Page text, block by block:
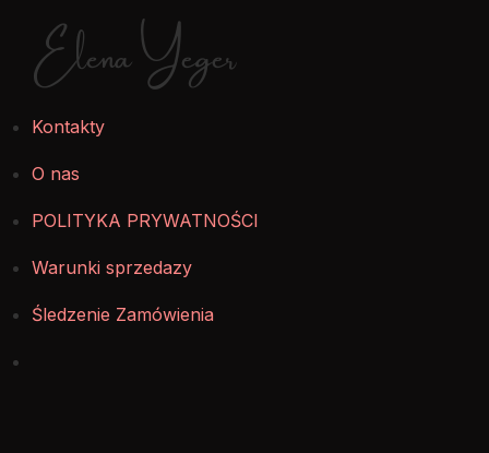
Elena Yeger
Kontakty
O nas
POLITYKA PRYWATNOŚCI
Warunki sprzedazy
Śledzenie Zamówienia